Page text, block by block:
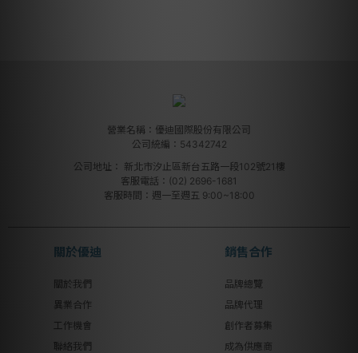
營業名稱：優迪國際股份有限公司
公司統編：54342742
公司地址： 新北市汐止區新台五路一段102號21樓
客服電話：(02) 2696-1681
客服時間：週一至週五 9:00~18:00
關於優迪
關於我們
異業合作
工作機會
聯絡我們
銷售合作
品牌總覽
品牌代理
創作者募集
成為供應商